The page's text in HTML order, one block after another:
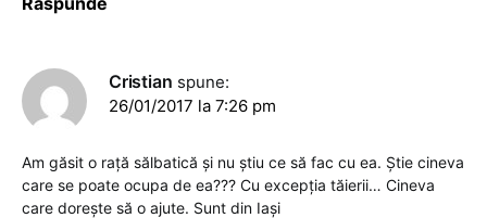
Cristian spune:
26/01/2017 la 7:26 pm
Am găsit o rață sălbatică și nu știu ce să fac cu ea. Știe cineva
care se poate ocupa de ea??? Cu excepția tăierii… Cineva
care dorește să o ajute. Sunt din Iași